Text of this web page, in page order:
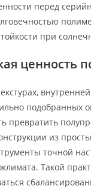
перед
при
ценность
подобранных
превратить
из
точной
Такой